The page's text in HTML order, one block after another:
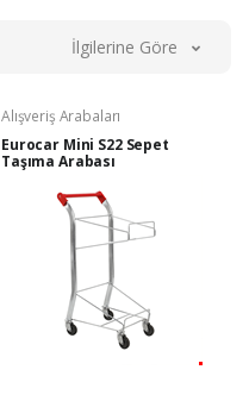
İlgilerine Göre
Alışveriş Arabaları
Eurocar Mini S22 Sepet
Taşıma Arabası